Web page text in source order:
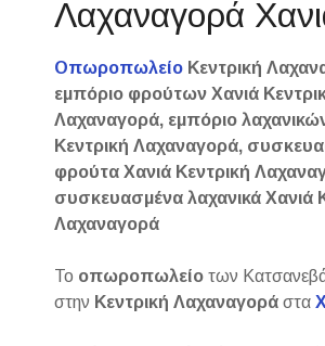
Λαχαναγορά
Οπωροπωλείο Κεντρική
εμπόριο φρούτων Χανιά
Λαχαναγορά, εμπόριο
Κεντρική Λαχαναγορά,
φρούτα Χανιά Κεντρική
συσκευασμένα λαχανικά Χανιά
Λαχαναγορά
Το οπωροπωλείο των
στην Κεντρική Λαχαναγορά στα